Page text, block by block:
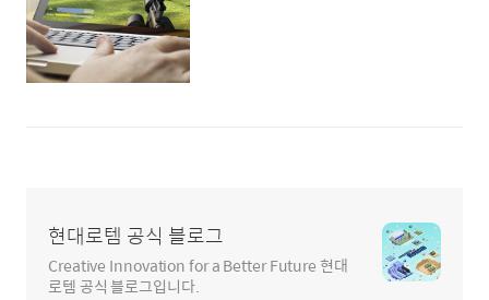
현대로템 공식 블로그
Creative Innovation for a Better Future 현대
로템 공식 블로그입니다.